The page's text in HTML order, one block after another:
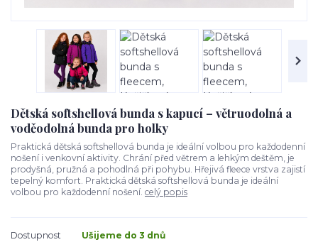
Dětská softshellová bunda s kapucí – větruodolná a
voděodolná bunda pro holky
Praktická dětská softshellová bunda je ideální volbou pro každodenní
nošení i venkovní aktivity. Chrání před větrem a lehkým deštěm, je
prodyšná, pružná a pohodlná při pohybu. Hřejivá fleece vrstva zajistí
tepelný komfort. Praktická dětská softshellová bunda je ideální
volbou pro každodenní nošení. celý popis
Dostupnost
Ušijeme do 3 dnů